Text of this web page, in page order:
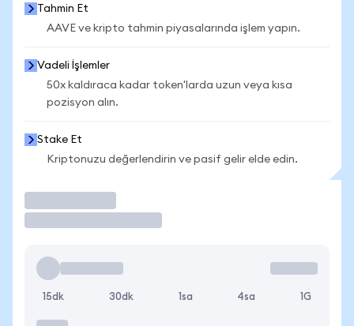
Tahmin Et
AAVE ve kripto tahmin piyasalarında işlem yapın.
Vadeli İşlemler
50x kaldıraca kadar token'larda uzun veya kısa
pozisyon alın.
Stake Et
Kriptonuzu değerlendirin ve pasif gelir elde edin.
15dk 30dk 1sa 4sa 1G